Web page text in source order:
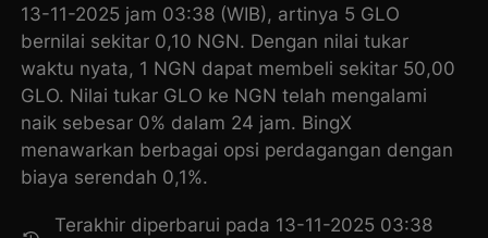
13-11-2025 jam 03:38 (WIB), artinya 5 GLO
bernilai sekitar 0,10 NGN. Dengan nilai tukar
waktu nyata, 1 NGN dapat membeli sekitar 50,00
GLO. Nilai tukar GLO ke NGN telah mengalami
naik sebesar 0% dalam 24 jam. BingX
menawarkan berbagai opsi perdagangan dengan
biaya serendah 0,1%.
Terakhir diperbarui pada 13-11-2025 03:38